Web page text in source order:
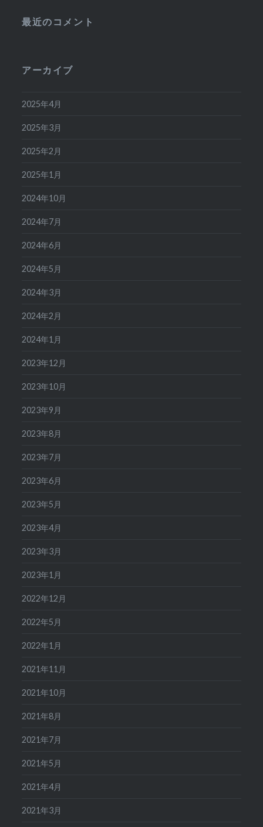
最近のコメント
アーカイブ
2025年4月
2025年3月
2025年2月
2025年1月
2024年10月
2024年7月
2024年6月
2024年5月
2024年3月
2024年2月
2024年1月
2023年12月
2023年10月
2023年9月
2023年8月
2023年7月
2023年6月
2023年5月
2023年4月
2023年3月
2023年1月
2022年12月
2022年5月
2022年1月
2021年11月
2021年10月
2021年8月
2021年7月
2021年5月
2021年4月
2021年3月